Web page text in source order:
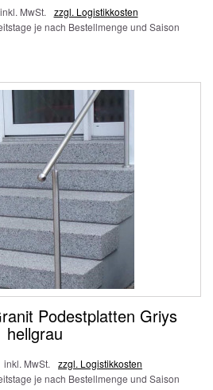
inkl. MwSt.
zzgl. Logistikkosten
je nach Bestellmenge und Saison
Podestplatten Griys
hellgrau
inkl. MwSt.
zzgl. Logistikkosten
je nach Bestellmenge und Saison